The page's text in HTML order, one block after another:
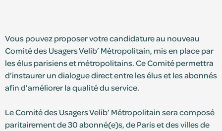
Consultez le centre de ressources et retrouvez
vos documents personnalisés.
S'identifier
Devenir adhérent
Vous pouvez proposer votre candidature au nouveau
Comité des Usagers Velib’ Métropolitain, mis en place par
les élus parisiens et métropolitains. Ce Comité permettra
d’instaurer un dialogue direct entre les élus et les abonnés
afin d’améliorer la qualité du service.
Le Comité des Usagers Velib’ Métropolitain sera composé
paritairement de 30 abonné(e)s, de Paris et des villes de